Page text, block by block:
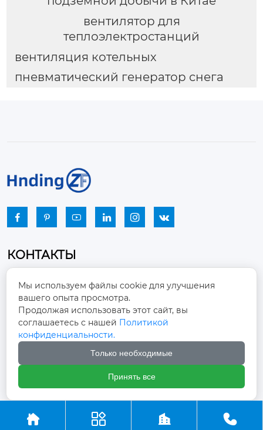
вентилятор для
теплоэлектростанций
вентиляция котельных
пневматический генератор снега
     
КОНТАКТЫ

Промышленный парк, город Наньцзяо,
район Чжоуцунь, город Цзыбо, провинция
Шаньдун
winston-xu@hengdingfan.com
+86-13806434669
 +86 13806434669
   
Мы используем файлы cookie для улучшения
вашего опыта просмотра.
Продолжая использовать этот сайт, вы
соглашаетесь с нашей Политикой
конфиденциальности.
Только необходимые
Принять все